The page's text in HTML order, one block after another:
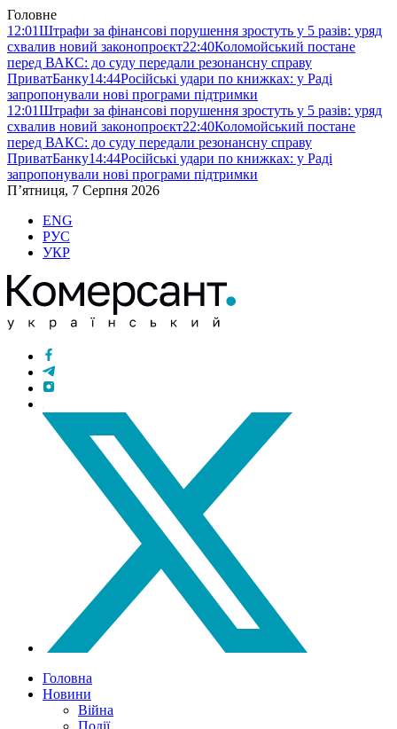
Головне
12:01Штрафи за фінансові порушення зростуть у 5 разів: уряд
схвалив новий законопроєкт22:40Коломойський постане
перед ВАКС: до суду передали резонансну справу
ПриватБанку14:44Російські удари по книжках: у Раді
запропонували нові програми підтримки
12:01Штрафи за фінансові порушення зростуть у 5 разів: уряд
схвалив новий законопроєкт22:40Коломойський постане
перед ВАКС: до суду передали резонансну справу
ПриватБанку14:44Російські удари по книжках: у Раді
запропонували нові програми підтримки
П’ятниця, 7 Серпня 2026
ENG
РУС
УКР
Головна
Новини
Війна
Події